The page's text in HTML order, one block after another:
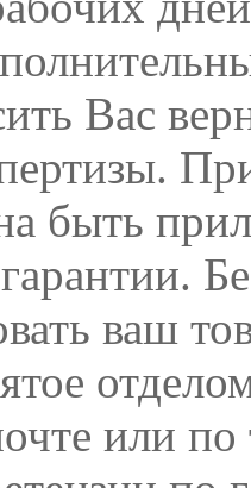
Вас
быть
ваш
или по